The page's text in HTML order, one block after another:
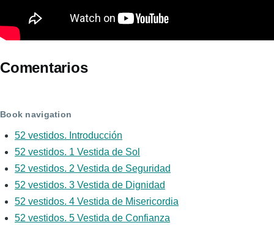
Comentarios
Book navigation
52 vestidos. Introducción
52 vestidos. 1 Vestida de Sol
52 vestidos. 2 Vestida de Seguridad
52 vestidos. 3 Vestida de Dignidad
52 vestidos. 4 Vestida de Misericordia
52 vestidos. 5 Vestida de Confianza